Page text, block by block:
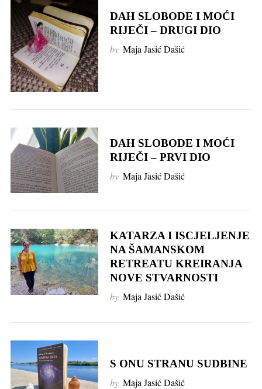
DAH SLOBODE I MOĆI
RIJEČI – DRUGI DIO
by Maja Jasić Dašić
DAH SLOBODE I MOĆI
RIJEČI – PRVI DIO
by Maja Jasić Dašić
KATARZA I ISCJELJENJE
NA ŠAMANSKOM
RETREATU KREIRANJA
NOVE STVARNOSTI
by Maja Jasić Dašić
S ONU STRANU SUDBINE
by Maja Jasić Dašić
S
e
r
c
h
f
o
: